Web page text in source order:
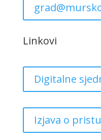
Linkovi
Digitalne
Izjava o